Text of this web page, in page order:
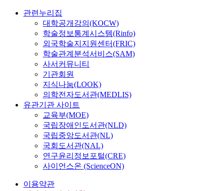
관련누리집
대학공개강의(KOCW)
학술정보통계시스템(Rinfo)
외국학술지지원센터(FRIC)
학술관계분석서비스(SAM)
사서커뮤니티
기관회원
지식나눔(LOOK)
의학전자도서관(MEDLIS)
유관기관 사이트
교육부(MOE)
국립장애인도서관(NLD)
국립중앙도서관(NL)
국회도서관(NAL)
연구윤리정보포털(CRE)
사이언스온 (ScienceON)
이용약관